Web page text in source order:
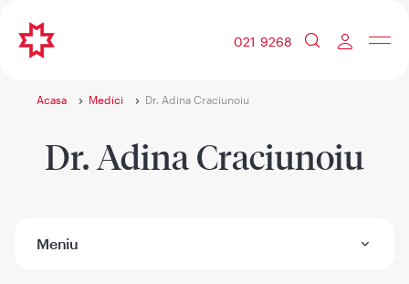
021 9268
Acasa Medici Dr. Adina Craciunoiu
Dr. Adina Craciunoiu
Meniu